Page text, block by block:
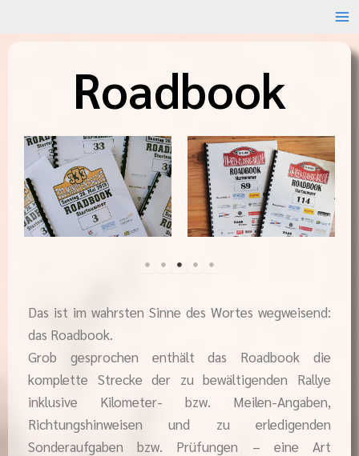
Roadbook
Das ist im wahrsten Sinne des Wortes wegweisend:
das Roadbook.
Grob gesprochen enthält das Roadbook die
komplette Strecke der zu bewältigenden Rallye
inklusive Kilometer- bzw. Meilen-Angaben,
Richtungshinweisen und zu erledigenden
Sonderaufgaben bzw. Prüfungen – eine Art